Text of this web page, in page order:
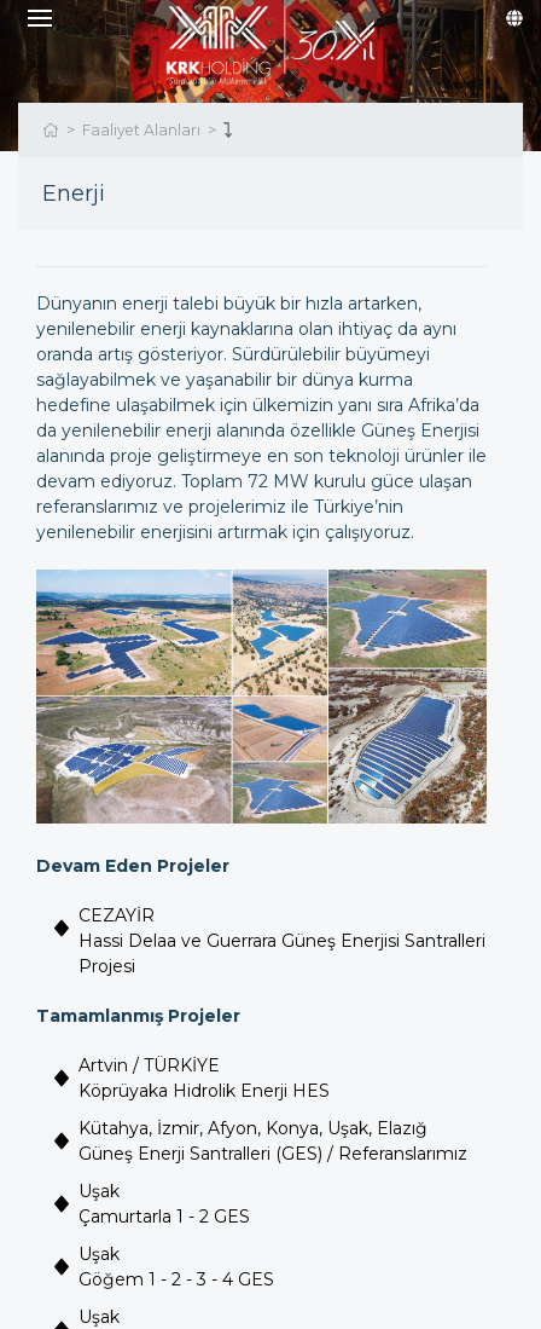
Faaliyet Alanları
Enerji
Dünyanın enerji talebi büyük bir hızla artarken,
yenilenebilir enerji kaynaklarına olan ihtiyaç da aynı
oranda artış gösteriyor. Sürdürülebilir büyümeyi
sağlayabilmek ve yaşanabilir bir dünya kurma
hedefine ulaşabilmek için ülkemizin yanı sıra Afrika’da
da yenilenebilir enerji alanında özellikle Güneş Enerjisi
alanında proje geliştirmeye en son teknoloji ürünler ile
devam ediyoruz. Toplam 72 MW kurulu güce ulaşan
referanslarımız ve projelerimiz ile Türkiye’nin
yenilenebilir enerjisini artırmak için çalışıyoruz.
Devam Eden Projeler
CEZAYİR
Hassi Delaa ve Guerrara Güneş Enerjisi Santralleri
Projesi
Tamamlanmış Projeler
Artvin / TÜRKİYE
Köprüyaka Hidrolik Enerji HES
Kütahya, İzmir, Afyon, Konya, Uşak, Elazığ
Güneş Enerji Santralleri (GES) / Referanslarımız
Uşak
Çamurtarla 1 - 2 GES
Uşak
Göğem 1 - 2 - 3 - 4 GES
Uşak